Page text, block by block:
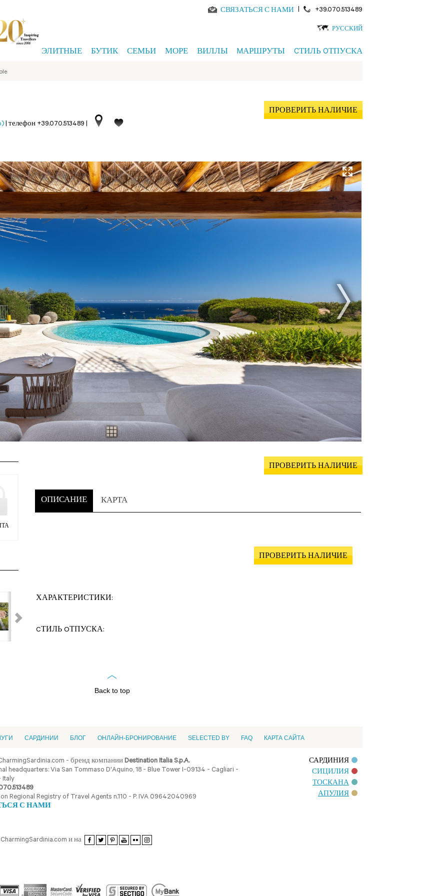
СВЯЗАТЬСЯ С НАМИ | +39.070.513489
РУССКИЙ
ЭЛИТНЫЕ БУТИК СЕМЬИ МОРЕ ВИЛЛЫ MАРШРУТЫ CТИЛЬ OТПУСКА
| телефон +39.070.513489 |
ПРОВЕРИТЬ НАЛИЧИЕ
ПРОВЕРИТЬ НАЛИЧИЕ
ОПИСАНИЕ КАРТА
ПРОВЕРИТЬ НАЛИЧИЕ
ХАРАКТЕРИСТИКИ:
CТИЛЬ OТПУСКА:
Back to top
CАРДИНИИ БЛОГ ОНЛАЙН-БРОНИРОВАНИЕ SELECTED BY FAQ КАРТА САЙТА
- бренд компанииDestination Italia S.p.A.
headquarters: Via San Tommaso D'Aquino, 18 - Blue Tower I-09134 - Cagliari -
Italy
Regional Registry of Travel Agents n.110 - P. IVA 09642040969
С НАМИ
и на
САРДИНИЯ
СИЦИЛИЯ
ТОСКАНА
АПУЛИЯ